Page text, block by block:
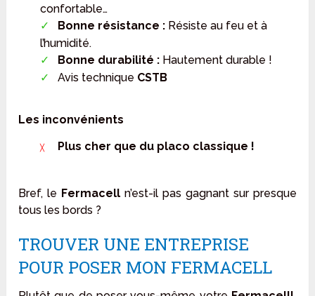
confortable…
Bonne résistance : Résiste au feu et à
l’humidité.
Bonne durabilité : Hautement durable !
Avis technique CSTB
Les inconvénients
Plus cher que du placo classique !
Bref, le Fermacell n’est-il pas gagnant sur presque
tous les bords ?
TROUVER UNE ENTREPRISE
POUR POSER MON FERMACELL